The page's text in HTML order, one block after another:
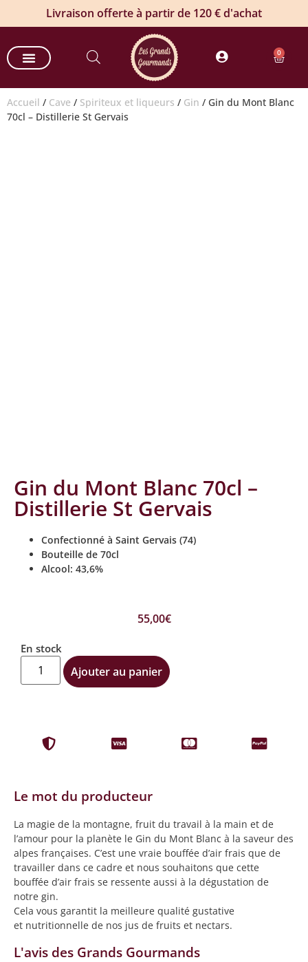
Livraison offerte à partir de 120 € d'achat
0
Accueil / Cave / Spiriteux et liqueurs / Gin / Gin du Mont Blanc
70cl – Distillerie St Gervais
Gin du Mont Blanc 70cl –
Distillerie St Gervais
Confectionné à Saint Gervais (74)
Bouteille de 70cl
Alcool: 43,6%
55,00€
En stock
Ajouter au panier
Le mot du producteur
La magie de la montagne, fruit du travail à la main et de
l’amour pour la planète le Gin du Mont Blanc à la saveur des
alpes françaises. C’est une vraie bouffée d’air frais que de
travailler dans ce cadre et nous souhaitons que cette
bouffée d’air frais se ressente aussi à la dégustation de
notre gin.
Cela vous garantit la meilleure qualité gustative
et nutritionnelle de nos jus de fruits et nectars.
L'avis des Grands Gourmands